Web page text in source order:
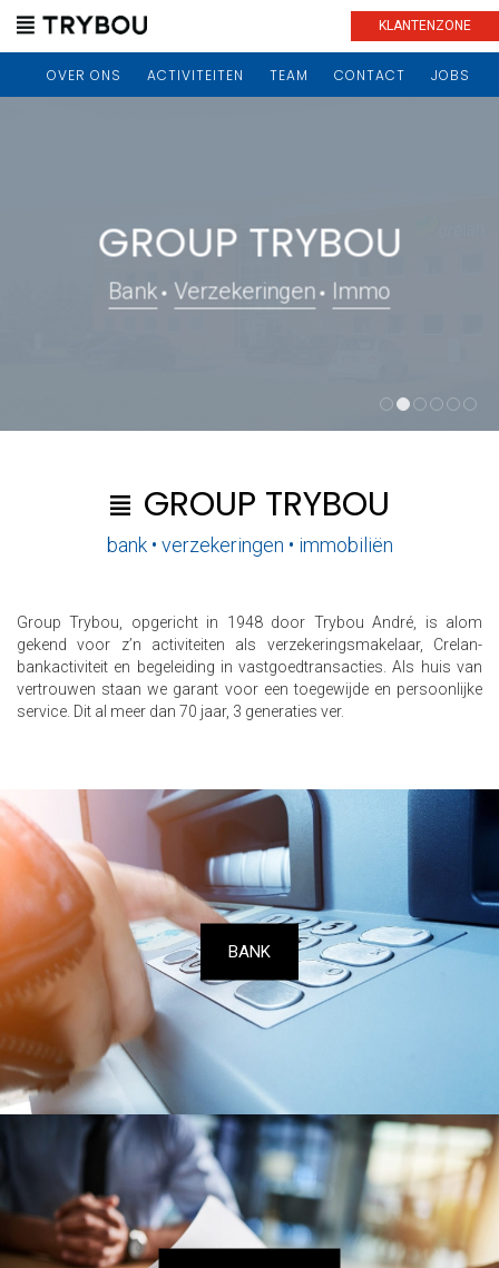
KLANTENZONE
OVER ONS ACTIVITEITEN TEAM CONTACT JOBS
GROUP TRYBOU
Bank Verzekeringen Immo
GROUP TRYBOU
bank • verzekeringen • immobiliën
Group Trybou, opgericht in 1948 door Trybou André, is alom
gekend voor z’n activiteiten als verzekeringsmakelaar, Crelan-
bankactiviteit en begeleiding in vastgoedtransacties. Als huis van
vertrouwen staan we garant voor een toegewijde en persoonlijke
service. Dit al meer dan 70 jaar, 3 generaties ver.
BANK